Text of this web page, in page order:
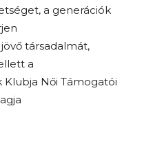
a generációk
társadalmát,
a
Női Támogatói